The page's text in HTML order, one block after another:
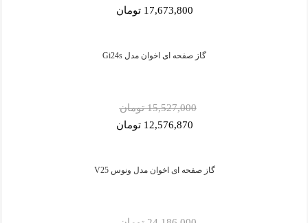
17,673,800 تومان
گاز صفحه ای اخوان مدل Gi24s
15,527,000 تومان
12,576,870 تومان
گاز صفحه ای اخوان مدل ونوس V25